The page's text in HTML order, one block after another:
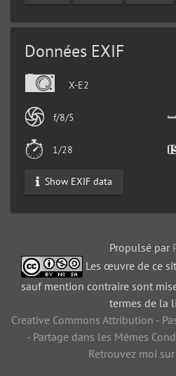
Données EXIF
X-E2
f/8/5
1/28
Show EXIF data
Propulsé par
Les œuvre de ce
sauf mention contraire sont
termes de la
Creative Commons Attribution -
- Partage dans les Mêmes
Retrouvez moi